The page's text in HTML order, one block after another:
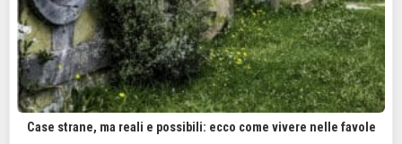
Case strane, ma reali e possibili: ecco come vivere nelle favole